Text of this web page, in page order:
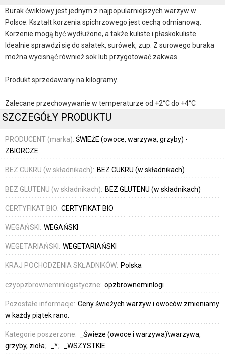
Burak ćwikłowy jest jednym z najpopularniejszych warzyw w
Polsce. Kształt korzenia spichrzowego jest cechą odmianową.
Korzenie mogą być wydłużone, a także kuliste i płaskokuliste.
Idealnie sprawdzi się do sałatek, surówek, zup. Z surowego buraka
można wycisnąć również sok lub przygotować zakwas.
Produkt sprzedawany na kilogramy.
Zalecane przechowywanie w temperaturze od +2°C do +4°C
SZCZEGÓŁY PRODUKTU
PRODUCENT (marka): ŚWIEŻE (owoce, warzywa, grzyby) -
ZBIORCZE
BEZ CUKRU (w składnikach): BEZ CUKRU (w składnikach)
BEZ GLUTENU (w składnikach): BEZ GLUTENU (w składnikach)
CERTYFIKAT BIO: CERTYFIKAT BIO
WEGAŃSKI: WEGAŃSKI
WEGETARIAŃSKI: WEGETARIAŃSKI
KRAJ POCHODZENIA SKŁADNIKÓW: Polska
czyopzbrowneminlogistyczne: opzbrowneminlogi
Pozostałe informacje: Ceny świeżych warzyw i owoców zmieniamy
w każdy piątek rano.
Kategorie poszerzone:
_Świeże (owoce i warzywa)\warzywa,
grzyby, zioła
_* _WSZYSTKIE